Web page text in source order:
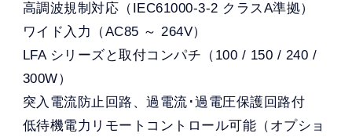
高調波規制対応（IEC61000-3-2 クラスA準拠）
ワイド入力（AC85 ～ 264V）
LFA シリーズと取付コンパチ（100 / 150 / 240 /
300W）
突入電流防止回路、過電流･過電圧保護回路付
低待機電力リモートコントロール可能（オプショ